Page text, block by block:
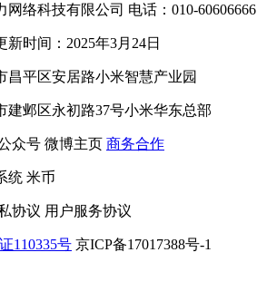
网络科技有限公司 电话：010-60606666
新时间：2025年3月24日
昌平区安居路小米智慧产业园
建邺区永初路37号小米华东总部
众号 微博主页 商务合作
统 米币
协议 用户服务协议
110335号 京ICP备17017388号-1